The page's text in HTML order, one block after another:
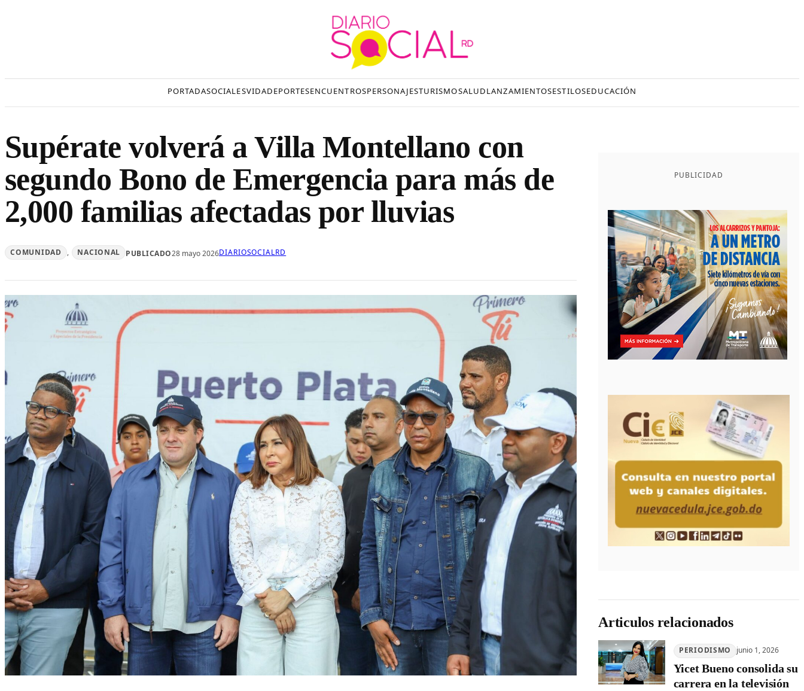
PORTADASOCIALESVIDADEPORTESENCUENTROSPERSONAJESTURISMOSALUDLANZAMIENTOSESTILOSEDUCACIÓN
Supérate volverá a Villa Montellano con
segundo Bono de Emergencia para más de
2,000 familias afectadas por lluvias
COMUNIDAD , NACIONAL PUBLICADO28 mayo 2026DIARIOSOCIALRD
PUBLICIDAD
Articulos relacionados
PERIODISMO junio 1, 2026
Yicet Bueno consolida su
carrera en la televisión